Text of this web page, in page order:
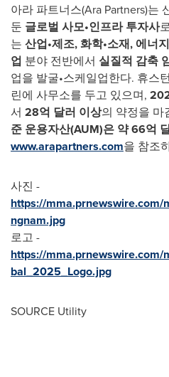
아라 파트너스(Ara Partners)는
둔 글로벌 사모•인프라 투자사
는 산업•제조,화학•소재, 에너지
업 분야 전반에서 실질적 감축
업을 발굴•스케일업한다. 휴스
린에 사무소를 두고 있으며,
서 28억 달러 이상의 약정을 마
준 운용자산(AUM)은 약66억
www.arapartners.com을 참조
사진 -
https://
ngnam.jpg
로고 -
https://
bal_2025_Logo.jpg
SOURCE Utility